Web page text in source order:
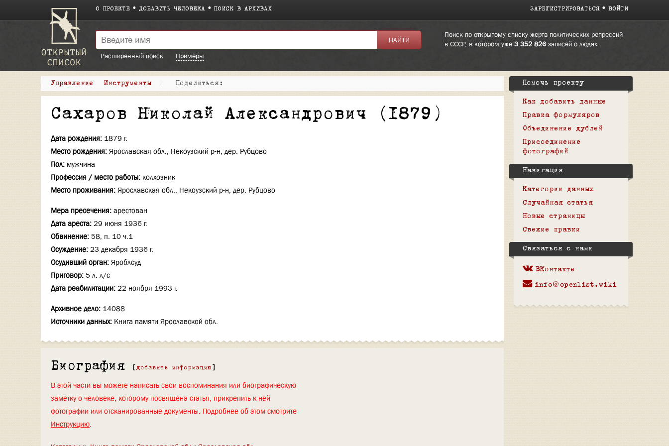
О ПРОЕКТЕ ДОБАВИТЬ ЧЕЛОВЕКА ПОИСК В АРХИВАХ ЗАРЕГИСТРИРОВАТЬСЯ ВОЙТИ
Поиск по открытому списку жертв политических репрессий
в СССР, в котором уже 3 352 826записей о людях.
Расширенный поиск
Примеры
Управление Инструменты | Поделиться:
Сахаров Николай Александрович (1879)
Дата рождения: 1879 г.
Место рождения: Ярославская обл., Некоузский р-н, дер. Рубцово
Пол: мужчина
Профессия / место работы: колхозник
Место проживания: Ярославская обл., Некоузский р-н, дер. Рубцово
Мера пресечения: арестован
Дата ареста: 29 июня 1936 г.
Обвинение: 58, п. 10 ч.1
Осуждение: 23 декабря 1936 г.
Осудивший орган: Яроблсуд
Приговор: 5 л. л/с
Дата реабилитации: 22 ноября 1993 г.
Архивное дело: 14088
Источники данных: Книга памяти Ярославской обл.
Биография [ добавить информацию ]
В этой части вы можете написать свои воспоминания или биографическую
заметку о человеке, которому посвящена статья, прикрепить к ней
фотографии или отсканированные документы. Подробнее об этом смотрите
Инструкцию.
Помочь проекту
Как добавить данные
Правка формуляров
Объединение дублей
Присоединение
фотографий
Навигация
Категории данных
Случайная статья
Новые страницы
Свежие правки
Связаться с нами
ВКонтакте
info@openlist.wiki